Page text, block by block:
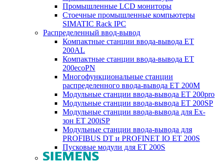
Промышленные LCD мониторы
Стоечные промышленные компьютеры
SIMATIC Rack IPC
Распределенный ввод-вывод
Компактные станции ввода-вывода ET
200AL
Компактные станции ввода-вывода ET
200ecoPN
Многофункциональные станции
распределенного ввода-вывода ET 200M
Модульные станции ввода-вывода ET 200pro
Модульные станции ввода-вывода ET 200SP
Модульные станции ввода-вывода для Ex-
зон ET 200iSP
Модульные станции ввода-вывода для
PROFIBUS DT и PROFINET IO ET 200S
Пусковые модули для ET 200S